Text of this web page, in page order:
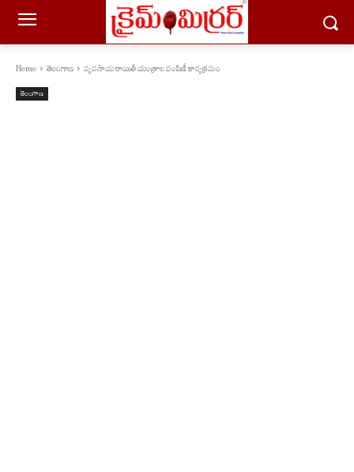
Home తెలంగాణ వ్యవసాయ రాయితీ యంత్రాల పంపిణీ కార్యక్రమం
తెలంగాణ